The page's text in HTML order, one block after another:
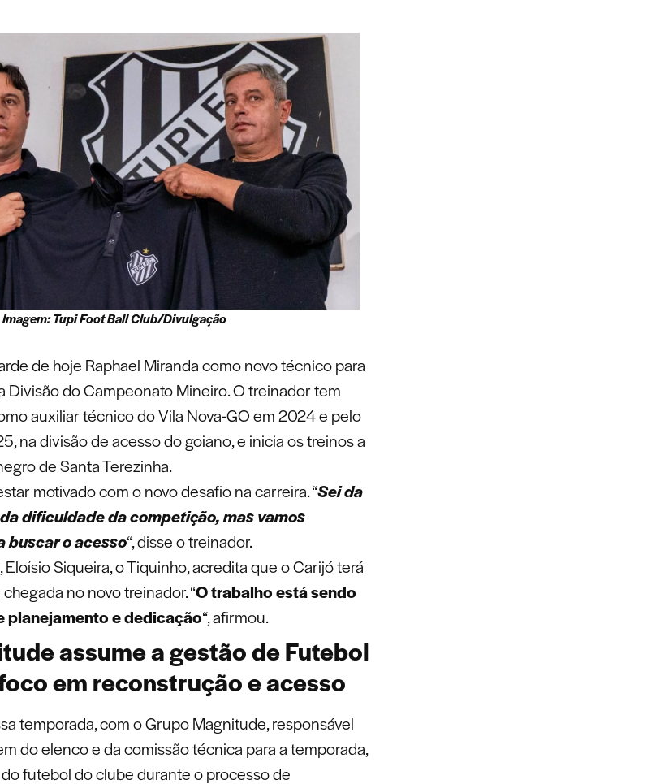
Imagem: Tupi Foot Ball Club/Divulgação
de hoje Raphael Miranda como novo técnico para
Divisão do Campeonato Mineiro. O treinador tem
auxiliar técnico do Vila Nova-GO em 2024 e pelo
na divisão de acesso do goiano, e inicia os treinos a
de Santa Terezinha.
motivado com o novo desafio na carreira. “Sei da
dificuldade da competição, mas vamos
buscar o acesso“, disse o treinador.
Siqueira, o Tiquinho, acredita que o Carijó terá
no novo treinador. “O trabalho está sendo
e dedicação“, afirmou.
assume a gestão de Futebol
em reconstrução e acesso
temporada, com o Grupo Magnitude, responsável
do elenco e da comissão técnica para a temporada,
futebol do clube durante o processo de